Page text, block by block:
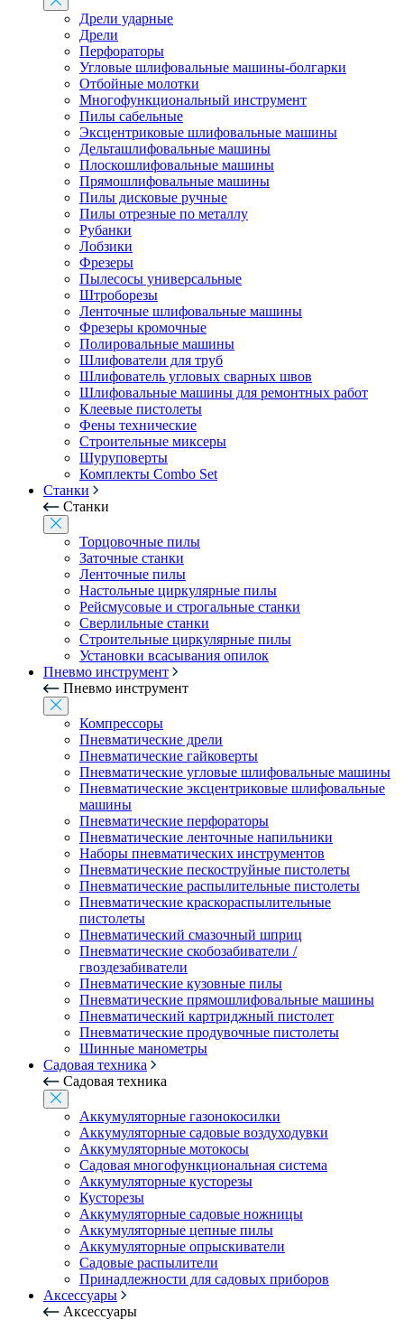
Дрели ударные
Дрели
Перфораторы
Угловые шлифовальные машины-болгарки
Отбойные молотки
Многофункциональный инструмент
Пилы сабельные
Эксцентриковые шлифовальные машины
Дельташлифовальные машины
Плоскошлифовальные машины
Прямошлифовальные машины
Пилы дисковые ручные
Пилы отрезные по металлу
Рубанки
Лобзики
Фрезеры
Пылесосы универсальные
Штроборезы
Ленточные шлифовальные машины
Фрезеры кромочные
Полировальные машины
Шлифователи для труб
Шлифователь угловых сварных швов
Шлифовальные машины для ремонтных работ
Клеевые пистолеты
Фены технические
Строительные миксеры
Шуруповерты
Комплекты Combo Set
Станки
Станки
Торцовочные пилы
Заточные станки
Ленточные пилы
Настольные циркулярные пилы
Рейсмусовые и строгальные станки
Сверлильные станки
Строительные циркулярные пилы
Установки всасывания опилок
Пневмо инструмент
Пневмо инструмент
Компрессоры
Пневматические дрели
Пневматические гайковерты
Пневматические угловые шлифовальные машины
Пневматические эксцентриковые шлифовальные
машины
Пневматические перфораторы
Пневматические ленточные напильники
Наборы пневматических инструментов
Пневматические пескоструйные пистолеты
Пневматические распылительные пистолеты
Пневматические краскораспылительные
пистолеты
Пневматический смазочный шприц
Пневматические скобозабиватели /
гвоздезабиватели
Пневматические кузовные пилы
Пневматические прямошлифовальные машины
Пневматический картриджный пистолет
Пневматические продувочные пистолеты
Шинные манометры
Садовая техника
Садовая техника
Аккумуляторные газонокосилки
Аккумуляторные садовые воздуходувки
Аккумуляторные мотокосы
Садовая многофункциональная система
Аккумуляторные кусторезы
Кусторезы
Аккумуляторные садовые ножницы
Аккумуляторные цепные пилы
Аккумуляторные опрыскиватели
Садовые распылители
Принадлежности для садовых приборов
Аксессуары
Аксессуары